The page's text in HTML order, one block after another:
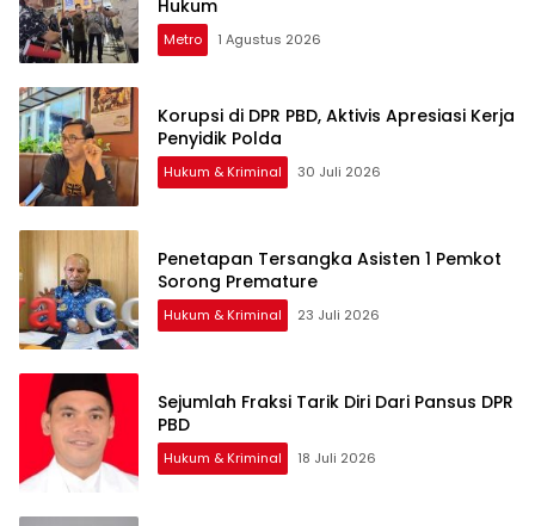
Hukum
Metro 1 Agustus 2026
Korupsi di DPR PBD, Aktivis Apresiasi Kerja
Penyidik Polda
Hukum & Kriminal 30 Juli 2026
Penetapan Tersangka Asisten 1 Pemkot
Sorong Premature
Hukum & Kriminal 23 Juli 2026
Sejumlah Fraksi Tarik Diri Dari Pansus DPR
PBD
Hukum & Kriminal 18 Juli 2026